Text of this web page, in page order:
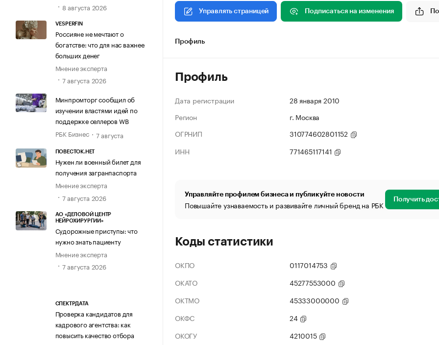
8 августа 2026
VESPERFIN
Россияне не мечтают о
богатстве: что для нас важнее
больших денег
Мнение эксперта
7 августа 2026
Минпромторг сообщил об
изучении властями идей по
поддержке селлеров WB
РБК Бизнес
7 августа
ПОВЕСТОК.НЕТ
Нужен ли военный билет для
получения загранпаспорта
Мнение эксперта
7 августа 2026
АО «ДЕЛОВОЙ ЦЕНТР
НЕЙРОХИРУРГИИ»
Судорожные приступы: что
нужно знать пациенту
Мнение эксперта
7 августа 2026
СПЕКТРДАТА
Проверка кандидатов для
кадрового агентства: как
повысить качество отбора
Управлять страницей Подписаться на изменения
Профиль
Профиль
Дата регистрации
28 января 2010
Регион
г. Москва
ОГРНИП
310774602801152
ИНН
771465117141
Управляйте профилем бизнеса и публикуйте новости
Повышайте узнаваемость и развивайте личный бренд на РБК Получить
Коды статистики
ОКПО
0117014753
ОКАТО
45277553000
ОКТМО
45333000000
ОКФС
24
ОКОГУ
4210015